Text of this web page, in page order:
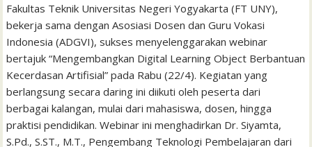
Fakultas Teknik Universitas Negeri Yogyakarta (FT UNY),
bekerja sama dengan Asosiasi Dosen dan Guru Vokasi
Indonesia (ADGVI), sukses menyelenggarakan webinar
bertajuk “Mengembangkan Digital Learning Object Berbantuan
Kecerdasan Artifisial” pada Rabu (22/4). Kegiatan yang
berlangsung secara daring ini diikuti oleh peserta dari
berbagai kalangan, mulai dari mahasiswa, dosen, hingga
praktisi pendidikan. Webinar ini menghadirkan Dr. Siyamta,
S.Pd., S.ST., M.T., Pengembang Teknologi Pembelajaran dari